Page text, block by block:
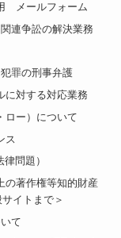
メールフォーム
連争訟の解決業務
罪の刑事弁護
に対する対応業務
ロー）について
ス
問題）
の著作権等知的財産
イトまで＞
て